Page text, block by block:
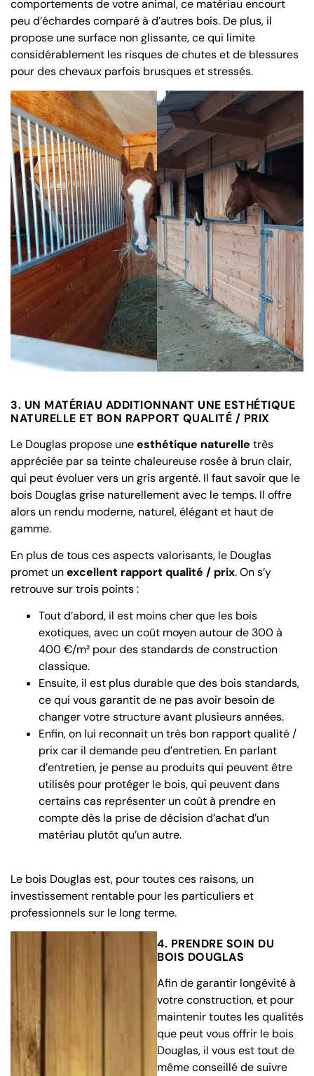
comportements de votre animal, ce matériau encourt
peu d’échardes comparé à d’autres bois. De plus, il
propose une surface non glissante, ce qui limite
considérablement les risques de chutes et de blessures
pour des chevaux parfois brusques et stressés.
3. UN MATÉRIAU ADDITIONNANT UNE ESTHÉTIQUE
NATURELLE ET BON RAPPORT QUALITÉ / PRIX
Le Douglas propose uneesthétique naturelle très
appréciée par sa teinte chaleureuse rosée à brun clair,
qui peut évoluer vers un gris argenté. Il faut savoir que le
bois Douglas grise naturellement avec le temps. Il offre
alors un rendu moderne, naturel, élégant et haut de
gamme.
En plus de tous ces aspects valorisants, le Douglas
promet unexcellent rapport qualité / prix. On s’y
retrouve sur trois points :
Tout d’abord, il est moins cher que les bois
exotiques, avec un coût moyen autour de 300 à
400 €/m² pour des standards de construction
classique.
Ensuite, il est plus durable que des bois standards,
ce qui vous garantit de ne pas avoir besoin de
changer votre structure avant plusieurs années.
Enfin, on lui reconnait un très bon rapport qualité /
prix car il demande peu d’entretien. En parlant
d’entretien, je pense au produits qui peuvent être
utilisés pour protéger le bois, qui peuvent dans
certains cas représenter un coût à prendre en
compte dès la prise de décision d’achat d’un
matériau plutôt qu’un autre.
Le bois Douglas est, pour toutes ces raisons, un
investissement rentable pour les particuliers et
professionnels sur le long terme.
4. PRENDRE SOIN DU
BOIS DOUGLAS
Afin de garantir longévité à
votre construction, et pour
maintenir toutes les qualités
que peut vous offrir le bois
Douglas, il vous est tout de
même conseillé de suivre